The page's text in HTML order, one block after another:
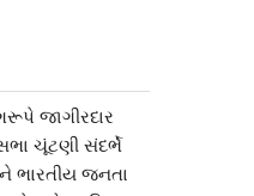
જાગીરદાર
ચૂંટણી સંદર્ભે
ભારતીય જનતા